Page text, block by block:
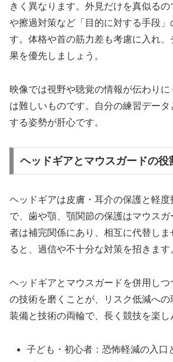
きく異なります。外見だけを真似る
や擦過対策など「目的に対する手段」
す。体格や首の筋力差も考慮に入れ
果を優先しましょう。
映像では視野や聴覚の情報が伝わり
は難しいものです。自分の練習デー
する姿勢が肝心です。
ヘッドギアとマウスガードの役
ヘッドギアは皮膚・耳介の保護と軽度
で、歯や顎、顎関節の保護はマウス
者は補完関係にあり、相互に代替し
ると、過信や不十分な対策を招きます
ヘッドギアとマウスガードを併用し
の技術を磨くことが、リスク低減への
装備と技術の両輪で、長く競技を楽し
子ども・初心者：恐怖軽減の入口